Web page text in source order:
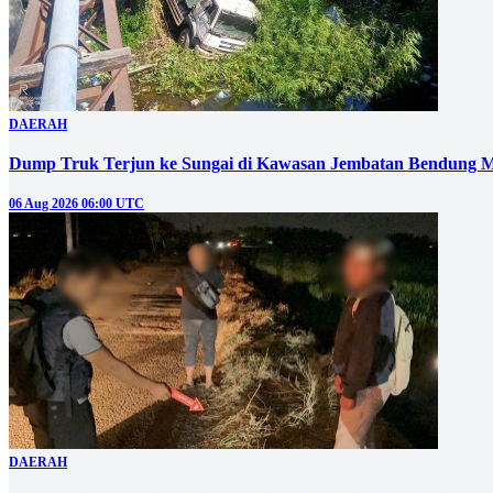
DAERAH
Dump Truk Terjun ke Sungai di Kawasan Jembatan Bendung
06 Aug 2026 06:00 UTC
DAERAH